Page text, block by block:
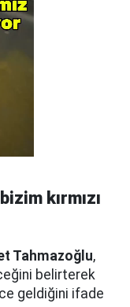
kırmızı
Tahmazoğlu,
belirterek
geldiğini ifade